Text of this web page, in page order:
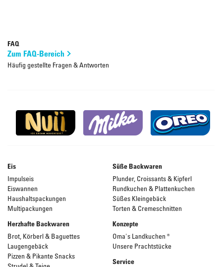
FAQ
Zum FAQ-Bereich
Häufig gestellte Fragen & Antworten
Eis
Impulseis
Eiswannen
Haushaltspackungen
Multipackungen
Süße Backwaren
Plunder, Croissants & Kipferl
Rundkuchen & Plattenkuchen
Süßes Kleingebäck
Torten & Cremeschnitten
Herzhafte Backwaren
Brot, Körberl & Baguettes
Laugengebäck
Pizzen & Pikante Snacks
Konzepte
Oma's Landkuchen ®
Unsere Prachtstücke
Service